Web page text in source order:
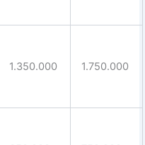
1.350.000 1.750.000